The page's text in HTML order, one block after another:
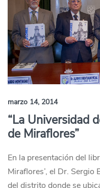
marzo 14, 2014
“La Universidad
de Miraflores”
En la presentación del
Miraflores’, el Dr. Sergio
del distrito donde se